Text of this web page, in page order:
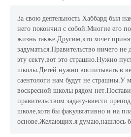
За свою деятельность Хаббард был
него покончил с собой.Многие его
жизнь также.Другим,кто хочет
задуматься.Правительство ничего не
эту секту,вот это страшно.Нужно
школы.Детей нужно воспитывать в
саентологи нам будут не страшны.У
воскресной школы рядом
правительством задачу-ввести
школе,хотя бы факультативно и на
основе.Желающих.я думаю,нашлось